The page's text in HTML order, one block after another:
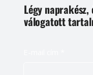
Légy
válogatott